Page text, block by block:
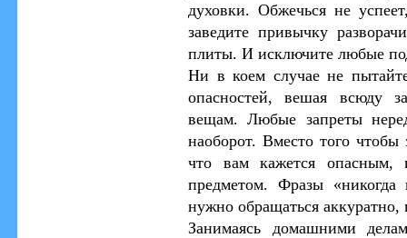
духовки. Обжечься не
заведите привычку
плиты. И исключите любые
Ни в коем случае не
опасностей, вешая всюду
вещам. Любые запреты
наоборот. Вместо того
что вам кажется опасным,
предметом. Фразы
нужно обращаться аккуратно,
Занимаясь домашними